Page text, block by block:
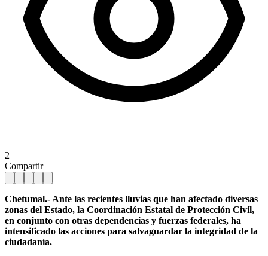
2
Compartir
Chetumal.- Ante las recientes lluvias que han afectado diversas
zonas del Estado, la Coordinación Estatal de Protección Civil,
en conjunto con otras dependencias y fuerzas federales, ha
intensificado las acciones para salvaguardar la integridad de la
ciudadanía.